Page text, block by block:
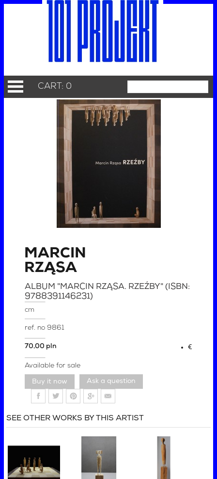
CART: 0
MARCIN
RZĄSA
ALBUM "MARCIN RZĄSA. RZEŹBY" (ISBN:
9788391146231)
cm
ref. no9861
70,00 pln €
Available for sale
Ask a question
SEE OTHER WORKS BY THIS ARTIST